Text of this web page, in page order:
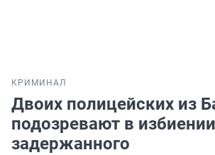
КРИМИНАЛ
Двоих полицейских из
подозревают в избиении
задержанного